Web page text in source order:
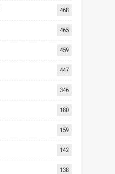
468
465
459
447
346
180
159
142
138